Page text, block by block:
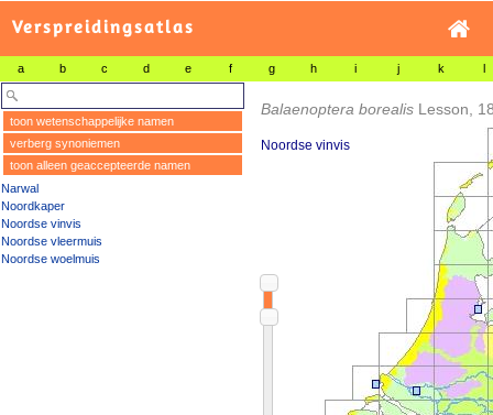
Verspreidingsatlas
a b c d e f g h i j k l
toon wetenschappelijke namen
verberg synoniemen
toon alleen geaccepteerde namen
Narwal
Noordkaper
Noordse vinvis
Noordse vleermuis
Noordse woelmuis
Balaenoptera borealis Lesson,
Noordse vinvis